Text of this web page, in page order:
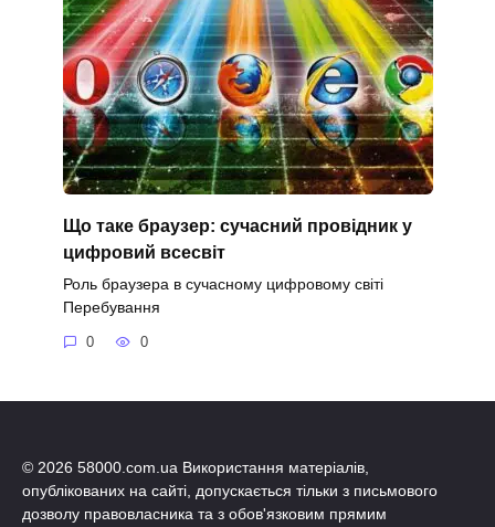
Що таке браузер: сучасний провідник у
цифровий всесвіт
Роль браузера в сучасному цифровому світі
Перебування
0 0
© 2026 58000.com.ua Використання матеріалів,
опублікованих на сайті, допускається тільки з письмового
дозволу правовласника та з обов'язковим прямим